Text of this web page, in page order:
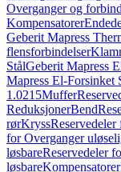
Overganger og
Kompensatorer
Geberit Mapress
flensforbindelser
StålGeberit Mapress
Mapress El-Forsinket
1.0215Muffer
ReduksjonerBend
rørKryss
for Overganger
løsbareReservedeler
løsbareKompensatorer